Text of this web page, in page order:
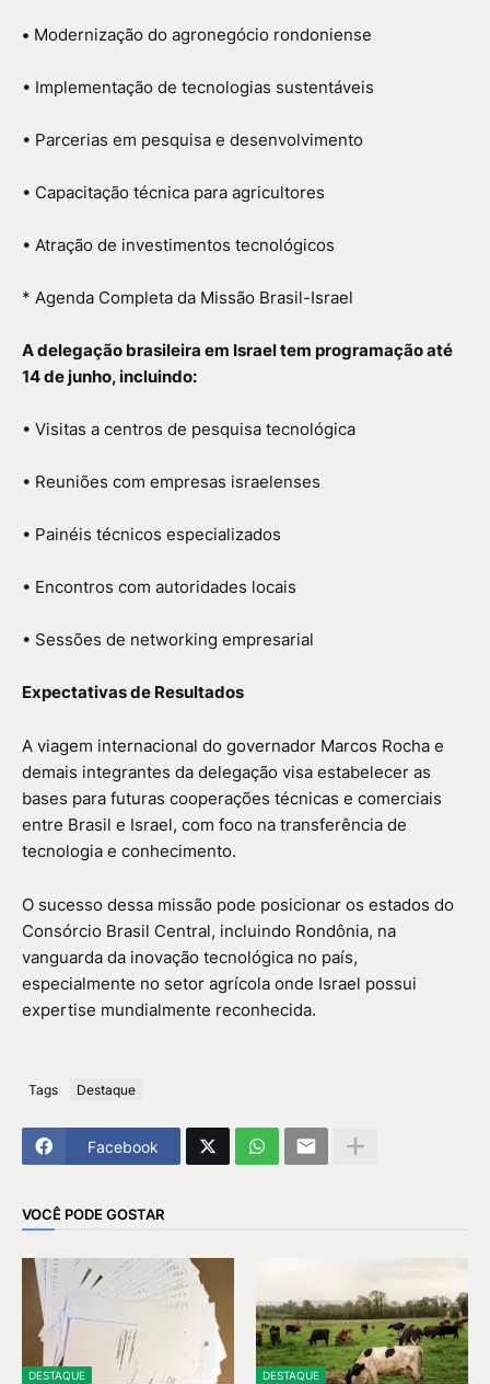
• Modernização do agronegócio rondoniense
• Implementação de tecnologias sustentáveis
• Parcerias em pesquisa e desenvolvimento
• Capacitação técnica para agricultores
• Atração de investimentos tecnológicos
* Agenda Completa da Missão Brasil-Israel
A delegação brasileira em Israel tem programação até
14 de junho, incluindo:
• Visitas a centros de pesquisa tecnológica
• Reuniões com empresas israelenses
• Painéis técnicos especializados
• Encontros com autoridades locais
• Sessões de networking empresarial
Expectativas de Resultados
A viagem internacional do governador Marcos Rocha e
demais integrantes da delegação visa estabelecer as
bases para futuras cooperações técnicas e comerciais
entre Brasil e Israel, com foco na transferência de
tecnologia e conhecimento.
O sucesso dessa missão pode posicionar os estados do
Consórcio Brasil Central, incluindo Rondônia, na
vanguarda da inovação tecnológica no país,
especialmente no setor agrícola onde Israel possui
expertise mundialmente reconhecida.
Tags Destaque
Facebook
VOCÊ PODE GOSTAR
DESTAQUE DESTAQUE